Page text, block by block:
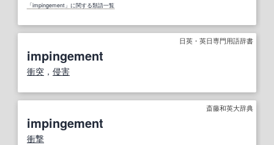
「impingement」に関する類語一覧
日英・英日専門用語辞書
impingement
衝突 ， 侵害
斎藤和英大辞典
impingement
衝撃